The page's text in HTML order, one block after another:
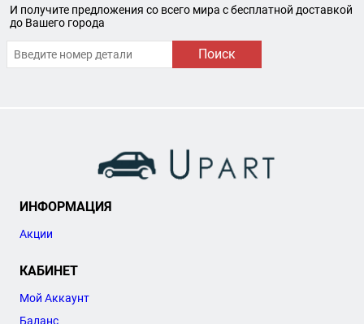
И получите предложения со всего мира с бесплатной доставкой
до Вашего города
Поиск
ИНФОРМАЦИЯ
Акции
КАБИНЕТ
Мой Аккаунт
Баланс